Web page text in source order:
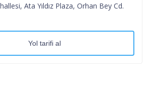
Ata Yıldız Plaza, Orhan Bey Cd.
Yol tarifi al